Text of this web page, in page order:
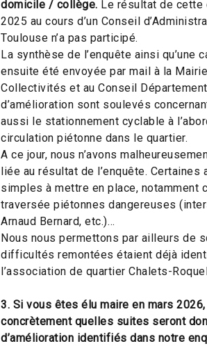
domicile / collège. Le résultat de cette
2025 au cours d’un Conseil
Toulouse n’a pas participé.
La synthèse de l’enquête ainsi qu’une
ensuite été envoyée par mail à la
Collectivités et au Conseil
d’amélioration sont soulevés
aussi le stationnement cyclable à
circulation piétonne dans le quartier.
A ce jour, nous n’avons
liée au résultat de l’enquête.
simples à mettre en place,
traversée piétonnes dangereuses
Arnaud Bernard, etc.)…
Nous nous permettons par ailleurs de
difficultés remontées étaient déjà
l’association de quartier Chalets-
3. Si vous êtes élu maire en mars
concrètement quelles suites seront
d’amélioration identifiés dans notre